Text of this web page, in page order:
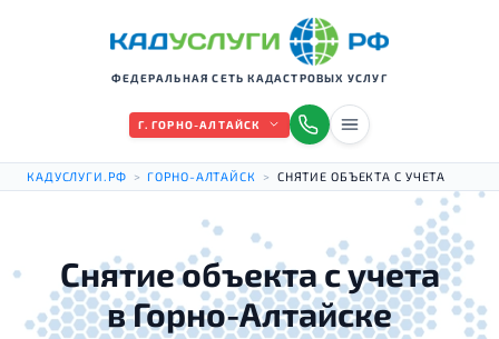
ФЕДЕРАЛЬНАЯ СЕТЬ КАДАСТРОВЫХ УСЛУГ
Г. ГОРНО-АЛТАЙСК
КАДУСЛУГИ.РФ > ГОРНО-АЛТАЙСК > СНЯТИЕ ОБЪЕКТА С УЧЕТА
Снятие объекта с учета
в Горно-Алтайске